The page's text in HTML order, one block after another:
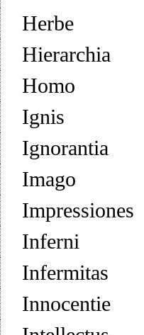
Herbe
Hierarchia
Homo
Ignis
Ignorantia
Imago
Impressiones
Inferni
Infermitas
Innocentie